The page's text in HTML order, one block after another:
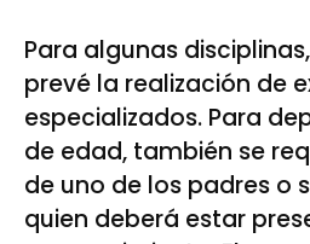
Para algunas
prevé la realización de
especializados. Para
de edad, también se
de uno de los padres o
quien deberá estar